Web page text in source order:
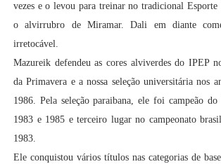
vezes e o levou para treinar no tradicional Esporte
o alvirrubro de Miramar. Dali em diante
irretocável.
Mazureik defendeu as cores alviverdes do IPEP
da Primavera e a nossa seleção universitária nos
1986. Pela seleção paraibana, ele foi campeão
1983 e 1985 e terceiro lugar no campeonato
1983.
Ele conquistou vários títulos nas categorias de